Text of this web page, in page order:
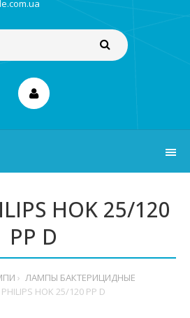
HOK 25/120
PP D
ЛАМПЫ БАКТЕРИЦИДНЫЕ
HOK 25/120 PP D